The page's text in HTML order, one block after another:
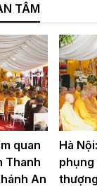
TÂM
quan
Thanh
An
Hà
phụng